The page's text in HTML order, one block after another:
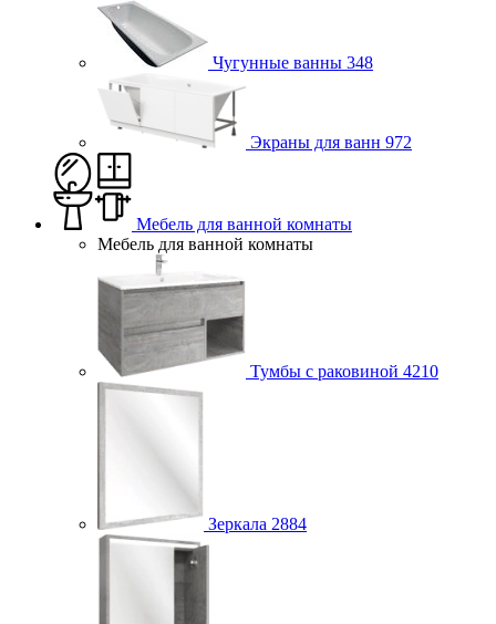
Чугунные ванны 348
Экраны для ванн 972
Мебель для ванной комнаты
Мебель для ванной комнаты
Тумбы с раковиной 4210
Зеркала 2884